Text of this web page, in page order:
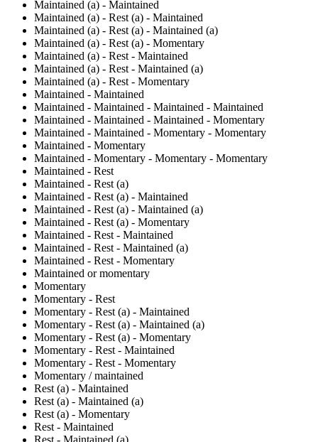
Maintained (a) - Maintained
Maintained (a) - Rest (a) - Maintained
Maintained (a) - Rest (a) - Maintained (a)
Maintained (a) - Rest (a) - Momentary
Maintained (a) - Rest - Maintained
Maintained (a) - Rest - Maintained (a)
Maintained (a) - Rest - Momentary
Maintained - Maintained
Maintained - Maintained - Maintained - Maintained
Maintained - Maintained - Maintained - Momentary
Maintained - Maintained - Momentary - Momentary
Maintained - Momentary
Maintained - Momentary - Momentary - Momentary
Maintained - Rest
Maintained - Rest (a)
Maintained - Rest (a) - Maintained
Maintained - Rest (a) - Maintained (a)
Maintained - Rest (a) - Momentary
Maintained - Rest - Maintained
Maintained - Rest - Maintained (a)
Maintained - Rest - Momentary
Maintained or momentary
Momentary
Momentary - Rest
Momentary - Rest (a) - Maintained
Momentary - Rest (a) - Maintained (a)
Momentary - Rest (a) - Momentary
Momentary - Rest - Maintained
Momentary - Rest - Momentary
Momentary / maintained
Rest (a) - Maintained
Rest (a) - Maintained (a)
Rest (a) - Momentary
Rest - Maintained